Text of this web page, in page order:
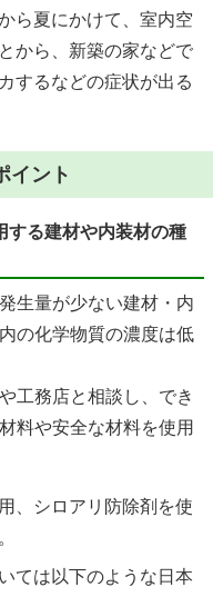
ら夏にかけて、室内空
から、新築の家などで
するなどの症状が出る
イント
する建材や内装材の種
生量が少ない建材・内
の化学物質の濃度は低
工務店と相談し、でき
料や安全な材料を使用
、シロアリ防除剤を使
ては以下のような日本